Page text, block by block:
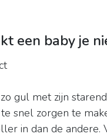
een baby je
gul met zijn
snel zorgen te
in dan de andere.